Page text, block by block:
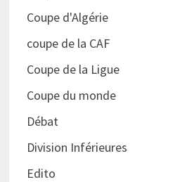
Coupe d'Algérie
coupe de la CAF
Coupe de la Ligue
Coupe du monde
Débat
Division Inférieures
Edito